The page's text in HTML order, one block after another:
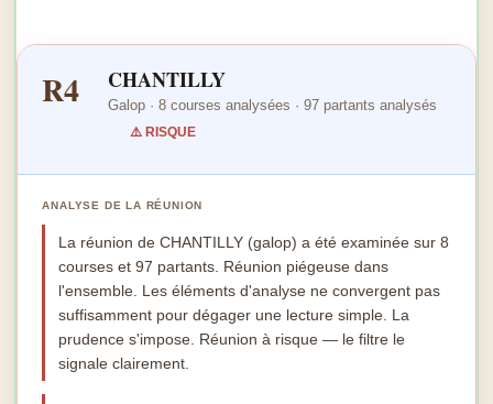
R4 CHANTILLY
Galop · 8 courses analysées · 97 partants analysés
⚠️ RISQUE
ANALYSE DE LA RÉUNION
La réunion de CHANTILLY (galop) a été examinée sur 8
courses et 97 partants. Réunion piégeuse dans
l'ensemble. Les éléments d'analyse ne convergent pas
suffisamment pour dégager une lecture simple. La
prudence s'impose. Réunion à risque — le filtre le
signale clairement.